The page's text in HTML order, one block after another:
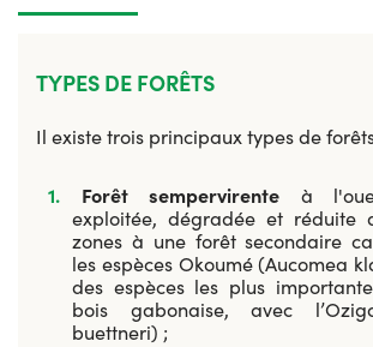
TYPES DE FORÊTS
Il existe trois principaux types de
Forêt sempervirente à
exploitée, dégradée et réduite
zones à une forêt secondaire
les espèces Okoumé (Aucomea
des espèces les plus
bois gabonaise, avec
buettneri) ;